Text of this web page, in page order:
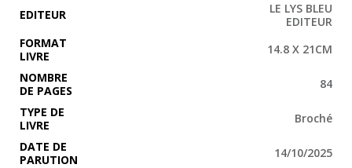
EDITEUR
LE LYS BLEU
EDITEUR
FORMAT
LIVRE
14.8 X 21CM
NOMBRE
DE PAGES
84
TYPE DE
LIVRE
Broché
DATE DE
PARUTION
14/10/2025